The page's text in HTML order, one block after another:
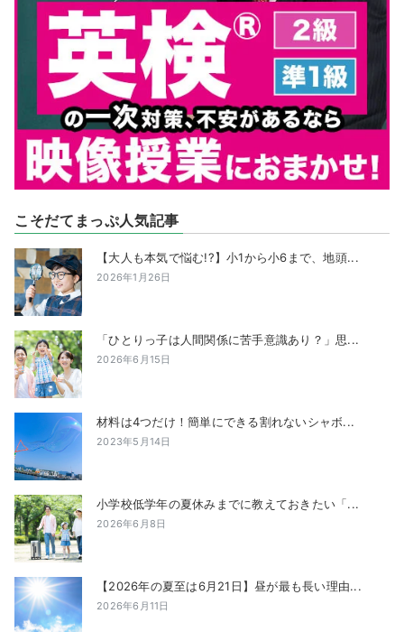
こそだてまっぷ人気記事
【大人も本気で悩む!?】小1から小6まで、地頭...
2026年1月26日
「ひとりっ子は人間関係に苦手意識あり？」思...
2026年6月15日
材料は4つだけ！簡単にできる割れないシャボ...
2023年5月14日
小学校低学年の夏休みまでに教えておきたい「...
2026年6月8日
【2026年の夏至は6月21日】昼が最も長い理由...
2026年6月11日